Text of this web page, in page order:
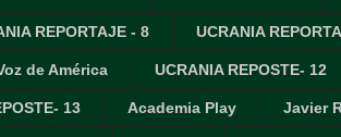
REPORTAJE - 8 UCRANIA
de América UCRANIA REPOSTE- 12
13 Academia Play Javier